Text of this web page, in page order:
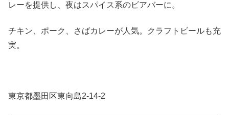
レーを提供し、夜はスパイス系のビアバーに。
チキン、ポーク、さばカレーが人気。クラフトビールも充
実。
東京都墨田区東向島2-14-2